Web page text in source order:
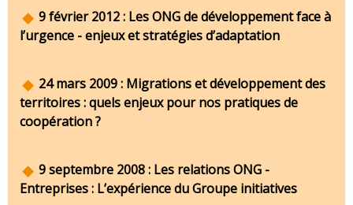
9 février 2012 : Les ONG de développement face à
l’urgence - enjeux et stratégies d’adaptation
24 mars 2009 : Migrations et développement des
territoires : quels enjeux pour nos pratiques de
coopération ?
9 septembre 2008 : Les relations ONG -
Entreprises : L’expérience du Groupe initiatives